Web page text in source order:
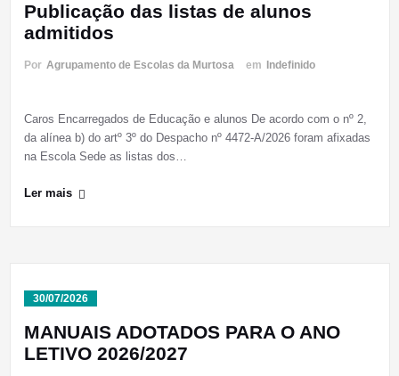
Publicação das listas de alunos
admitidos
Por Agrupamento de Escolas da Murtosa em Indefinido
Caros Encarregados de Educação e alunos De acordo com o nº 2,
da alínea b) do artº 3º do Despacho nº 4472-A/2026 foram afixadas
na Escola Sede as listas dos…
Ler mais
30/07/2026
MANUAIS ADOTADOS PARA O ANO
LETIVO 2026/2027